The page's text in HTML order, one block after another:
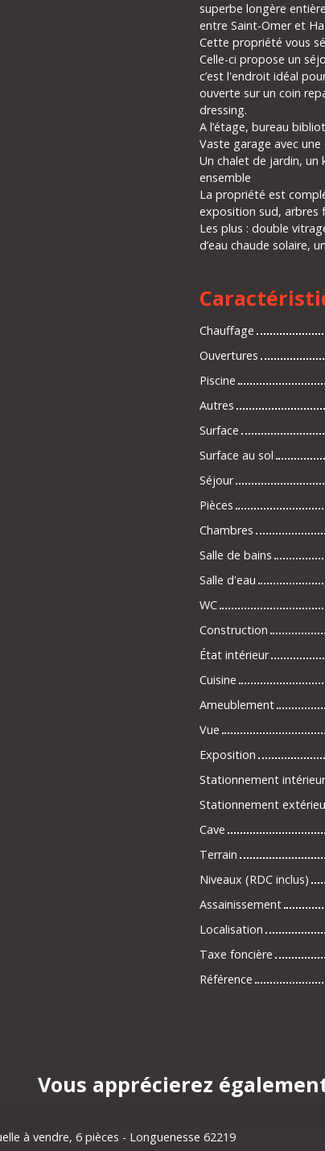
superbe longère
entre Saint-Omer et
Cette propriété vous
Celle-ci propose un
c’est l'endroit idéal
ouverte sur un coin
dressing.
A l’étage, bureau
Vaste garage avec une
Un chalet de jardin,
ensemble
La propriété est
exposition sud, arbres
Les plus : double
d’eau chaude solaire,
Chauffage
Ouvertures
Piscine
Autres
Surface
Surface au sol
Séjour
Pièces
Chambres
Salle de bains
Salle d'eau
WC
Construction
État intérieur
Cuisine
Ameublement
Vue
Exposition
Stationnement intérieur
Stationnement
Cave
Terrain
Niveaux (RDC inclus)
Assainissement
Localisation
Taxe foncière
Référence
Vous apprécierez